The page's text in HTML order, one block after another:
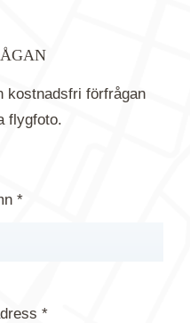
kostnadsfri förfrågan
flygfoto.
*
*